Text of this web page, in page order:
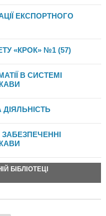
ЕКСПОРТНОГО
«КРОК» №1 (57)
В СИСТЕМІ
БІБЛІОТЕЦІ